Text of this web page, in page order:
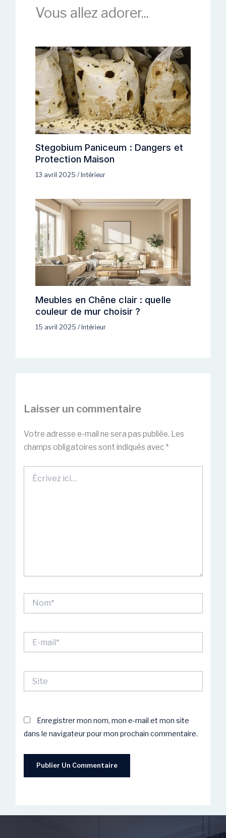
Vous allez adorer...
Stegobium Paniceum : Dangers et
Protection Maison
13 avril 2025 / Intérieur
Meubles en Chêne clair : quelle
couleur de mur choisir ?
15 avril 2025 / Intérieur
Laisser un commentaire
Votre adresse e-mail ne sera pas publiée. Les
champs obligatoires sont indiqués avec *
ici…
mail*
Enregistrer mon nom, mon e-mail et mon site
dans le navigateur pour mon prochain commentaire.